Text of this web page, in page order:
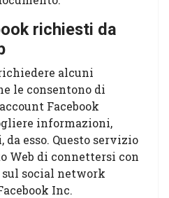
richiesti da
alcuni
le consentono di
Facebook
informazioni,
esso. Questo servizio
Web di connettersi con
social network
Inc.